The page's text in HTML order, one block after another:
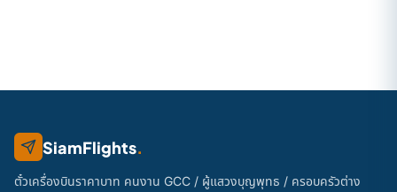
SiamFlights.
ตั๋วเครื่องบินราคาบาท คนงาน GCC / ผู้แสวงบุญพุทธ / ครอบครัวต่าง